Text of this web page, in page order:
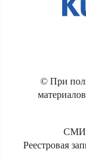
© При
СМИ
Реестровая